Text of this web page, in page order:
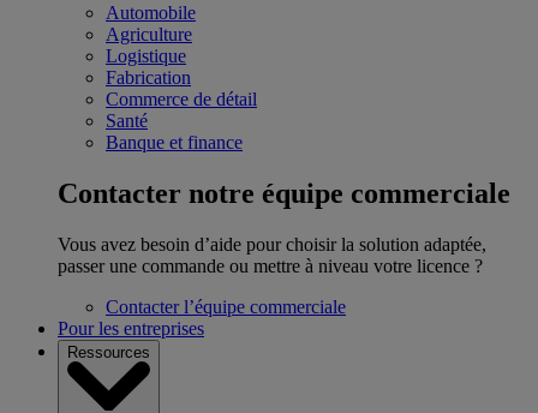
Automobile
Agriculture
Logistique
Fabrication
Commerce de détail
Santé
Banque et finance
Contacter notre équipe commerciale
Vous avez besoin d’aide pour choisir la solution adaptée,
passer une commande ou mettre à niveau votre licence ?
Contacter l’équipe commerciale
Pour les entreprises
Ressources